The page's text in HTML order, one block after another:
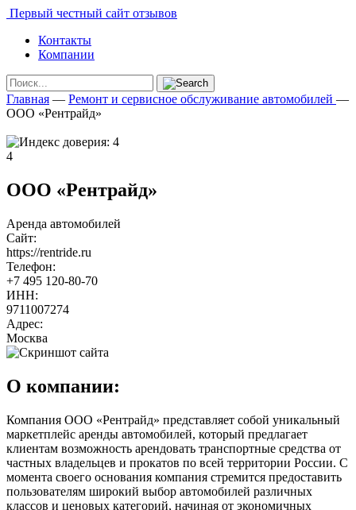
Первый честный сайт отзывов
Контакты
Компании
Главная — Ремонт и сервисное обслуживание автомобилей —
ООО «Рентрайд»
4
ООО «Рентрайд»
Аренда автомобилей
Сайт:
https://rentride.ru
Телефон:
+7 495 120-80-70
ИНН:
9711007274
Адрес:
Москва
О компании:
Компания ООО «Рентрайд» представляет собой уникальный
маркетплейс аренды автомобилей, который предлагает
клиентам возможность арендовать транспортные средства от
частных владельцев и прокатов по всей территории России. С
момента своего основания компания стремится предоставить
пользователям широкий выбор автомобилей различных
классов и ценовых категорий, начиная от экономичных